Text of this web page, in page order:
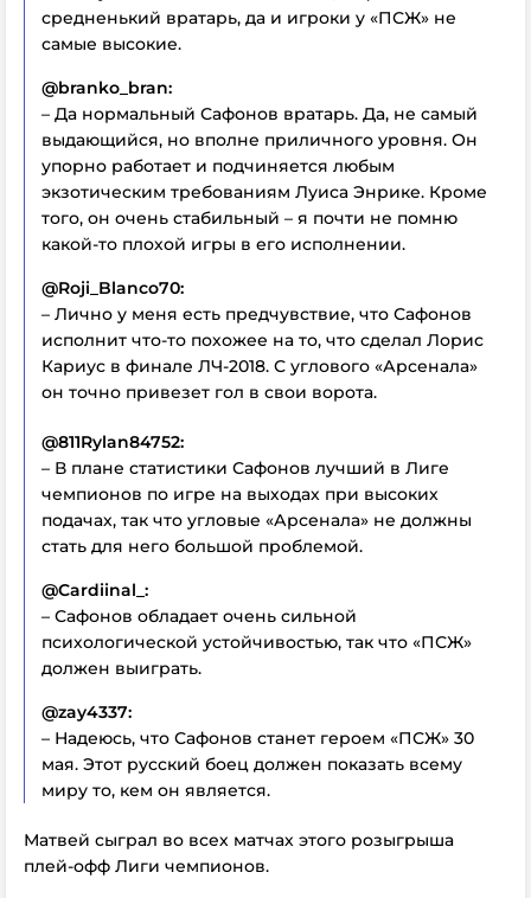
средненький вратарь, да и игроки у «ПСЖ» не
самые высокие.
@branko_bran:
– Да нормальный Сафонов вратарь. Да, не самый
выдающийся, но вполне приличного уровня. Он
упорно работает и подчиняется любым
экзотическим требованиям Луиса Энрике. Кроме
того, он очень стабильный – я почти не помню
какой-то плохой игры в его исполнении.
@Roji_Blanco70:
– Лично у меня есть предчувствие, что Сафонов
исполнит что-то похожее на то, что сделал Лорис
Кариус в финале ЛЧ-2018. С углового «Арсенала»
он точно привезет гол в свои ворота.
@811Rylan84752:
– В плане статистики Сафонов лучший в Лиге
чемпионов по игре на выходах при высоких
подачах, так что угловые «Арсенала» не должны
стать для него большой проблемой.
@Cardiinal_:
– Сафонов обладает очень сильной
психологической устойчивостью, так что «ПСЖ»
должен выиграть.
@zay4337:
– Надеюсь, что Сафонов станет героем «ПСЖ» 30
мая. Этот русский боец должен показать всему
миру то, кем он является.
Матвей сыграл во всех матчах этого розыгрыша
плей-офф Лиги чемпионов.